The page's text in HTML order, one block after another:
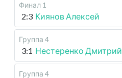
Финал 1
2:3 Киянов Алексей
Группа 4
3:1 Нестеренко Дмитрий
Группа 4